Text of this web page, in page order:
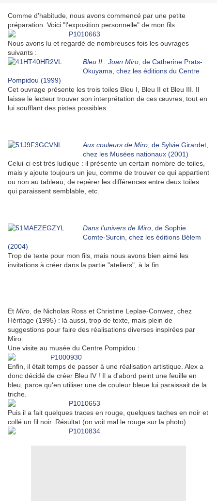
Comme d'habitude, nous avons commencé par une petite
préparation. Voici "l'exposition personnelle" de mon fils :
Nous avons lu et regardé de nombreuses fois les ouvrages
suivants :
Bleu II : Joan Miro , de Catherine Prats-
Okuyama, chez les éditions du Centre
Pompidou (1999)
Cet ouvrage présente les trois toiles Bleu I, Bleu II et Bleu III. Il
laisse le lecteur trouver son interprétation de ces œuvres, tout en
lui soufflant des pistes possibles.
Aux couleurs de Miro , de Sylvie Girardet,
chez les Musées nationaux (2001)
Celui-ci est très ludique : il présente un certain nombre de toiles,
mais y ajoute toujours un jeu, comme de trouver ce qui appartient
ou non au tableau, de repérer les différences entre deux toiles
qui paraissent semblable, etc.
Dans l'univers de Miro , de Sophie
Comte-Surcin, chez les éditions Bélem
(2004)
Trop de texte pour mon fils, mais nous avons bien aimé les
invitations à créer dans la partie "ateliers", à la fin.
Et Miro , de Nicholas Ross et Christine Leplae-Conwez, chez
Héritage (1995) : là aussi, trop de texte, mais plein de
suggestions pour faire des réalisations diverses inspirées par
Miro.
Une visite au musée du Centre Pompidou :
Enfin, il était temps de passer à une réalisation artistique. Alex a
donc décidé de créer Bleu IV ! Il a d'abord peint une feuille en
bleu, parce qu'en utiliser une de couleur bleue lui paraissait de la
triche.
Puis il a fait quelques traces en rouge, quelques taches en noir et
collé un fil noir. Résultat (on voit mal le rouge sur la photo) :